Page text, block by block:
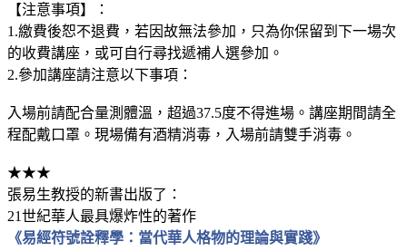
【注意事項】：
1.繳費後恕不退費，若因故無法參加，只為你保留到下一場次
的收費講座，或可自行尋找遞補人選參加。
2.參加講座請注意以下事項：
入場前請配合量測體溫，超過37.5度不得進場。講座期間請全
程配戴口罩。現場備有酒精消毒，入場前請雙手消毒。
★★★
張易生教授的新書出版了：
21世紀華人最具爆炸性的著作
《易經符號詮釋學：當代華人格物的理論與實踐》